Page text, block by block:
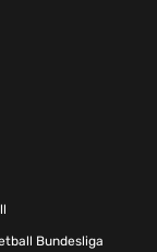
Bundesliga